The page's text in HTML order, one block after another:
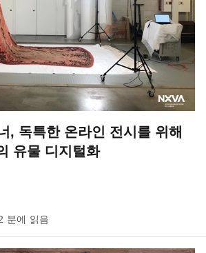
, 독특한 온라인 전시를 위해
유물 디지털화
분에 읽음